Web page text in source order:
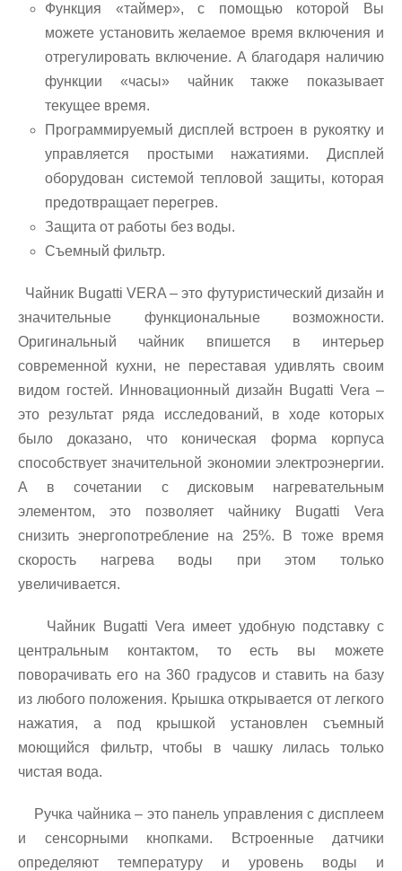
Функция «таймер», с помощью которой Вы
можете установить желаемое время включения и
отрегулировать включение. А благодаря наличию
функции «часы» чайник также показывает
текущее время.
Программируемый дисплей встроен в рукоятку и
управляется простыми нажатиями. Дисплей
оборудован системой тепловой защиты, которая
предотвращает перегрев.
Защита от работы без воды.
Съемный фильтр.
Чайник Bugatti VERA – это футуристический дизайн и
значительные функциональные возможности.
Оригинальный чайник впишется в интерьер
современной кухни, не переставая удивлять своим
видом гостей. Инновационный дизайн Bugatti Vera –
это результат ряда исследований, в ходе которых
было доказано, что коническая форма корпуса
способствует значительной экономии электроэнергии.
А в сочетании с дисковым нагревательным
элементом, это позволяет чайнику Bugatti Vera
снизить энергопотребление на 25%. В тоже время
скорость нагрева воды при этом только
увеличивается.
Чайник Bugatti Vera имеет удобную подставку с
центральным контактом, то есть вы можете
поворачивать его на 360 градусов и ставить на базу
из любого положения. Крышка открывается от легкого
нажатия, а под крышкой установлен съемный
моющийся фильтр, чтобы в чашку лилась только
чистая вода.
Ручка чайника – это панель управления с дисплеем
и сенсорными кнопками. Встроенные датчики
определяют температуру и уровень воды и